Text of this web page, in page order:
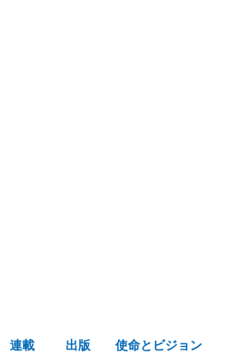
連載 出版 使命とビジョン